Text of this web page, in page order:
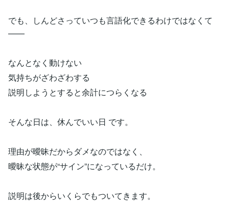
でも、しんどさっていつも言語化できるわけではなくて
——
なんとなく動けない
気持ちがざわざわする
説明しようとすると余計につらくなる
そんな日は、休んでいい日 です。
理由が曖昧だからダメなのではなく、
曖昧な状態が“サイン”になっているだけ。
説明は後からいくらでもついてきます。